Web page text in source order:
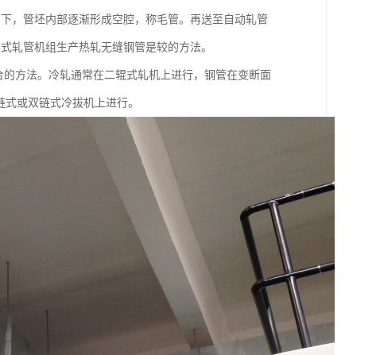
，管坯内部逐渐形成空腔，称毛管。再送至自动轧管
轧管机组生产热轧无缝钢管是较的方法。
方法。冷轧通常在二辊式轧机上进行，钢管在变断面
或双链式冷拔机上进行。